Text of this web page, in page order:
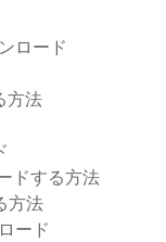
ロード
方法
ドする方法
方法
ード